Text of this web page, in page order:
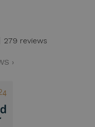
279 reviews
›